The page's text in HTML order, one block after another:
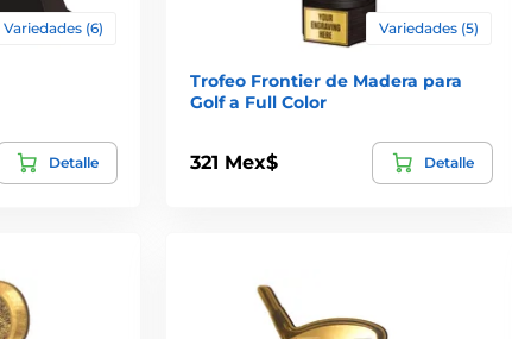
Variedades (6)
Detalle
Variedades (5)
Trofeo Frontier de Madera para
Golf a Full Color
321 Mex$ Detalle